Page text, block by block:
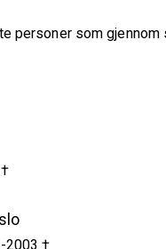
personer som
2003 †